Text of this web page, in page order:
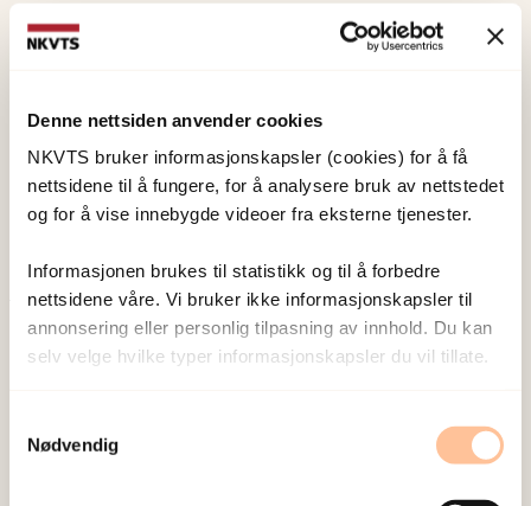
Denne nettsiden anvender cookies
NKVTS bruker informasjonskapsler (cookies) for å få
nettsidene til å fungere, for å analysere bruk av nettstedet
og for å vise innebygde videoer fra eksterne tjenester.
Informasjonen brukes til statistikk og til å forbedre
nettsidene våre. Vi bruker ikke informasjonskapsler til
annonsering eller personlig tilpasning av innhold. Du kan
selv velge hvilke typer informasjonskapsler du vil tillate.
Nødvendig
Forskerne
Stene, Lise Eilin
Forsker I
Vis profil
Publisert:19. mars 2026
Sist redigert:8. august 2026